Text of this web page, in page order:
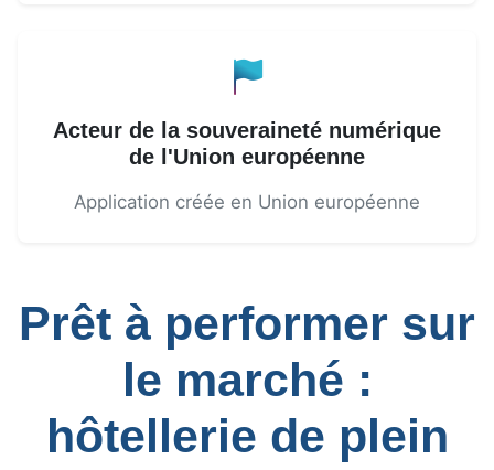
Acteur de la souveraineté numérique
de l'Union européenne
Application créée en Union européenne
Prêt à performer sur
le marché :
hôtellerie de plein